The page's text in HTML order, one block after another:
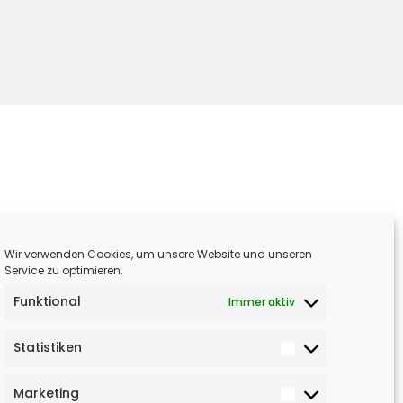
Wir verwenden Cookies, um unsere Website und unseren
Service zu optimieren.
Funktional Immer aktiv
Statistiken
Marketing